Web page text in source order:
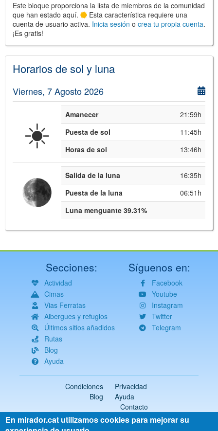
©OpenStreetMap,OpenTopoMap
and its contributors (CC BY-SH 4.0)
Institut Cartogràfic i Geològic de
Catalunya (CC BY-SH 4.0
Este bloque proporciona la lista de miembros de la comunidad
que han estado aquí.
Esta característica requiere una
cuenta de usuario activa. Inicia sesión o crea tu propia cuenta.
¡Es gratis!
Horarios de sol y luna
Viernes, 7 Agosto 2026
☀️ Amanecer
21:59h
Puesta de sol
11:45h
Horas de sol
13:46h
Salida de la luna
16:35h
Puesta de la luna
06:51h
Luna menguante 39.31%
Secciones:
Actividad
Cimas
Vias Ferratas
Albergues y refugios
Últimos sitios añadidos
Rutas
Blog
Ayuda
Síguenos en:
Facebook
Youtube
Instagram
Twitter
Telegram
Condiciones
Privacidad
Blog
Ayuda
Contacto
2018-2026 ©mirador.cat
Todos los derechos reservados
En mirador.cat utilizamos cookies para mejorar su